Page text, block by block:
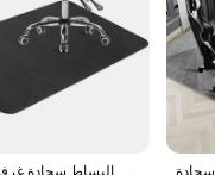
غرفة نوم دراسة الكلمة حصيرة حامي السجاد متعددة الأغراض الطابق حامي مكتب كرسي وسادة يمكن ارتداؤها المنزل البساط سجادة غرفة المعيشة